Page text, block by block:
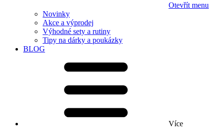
Otevřít menu
Novinky
Akce a výprodej
Výhodné sety a rutiny
Tipy na dárky a poukázky
BLOG
Více